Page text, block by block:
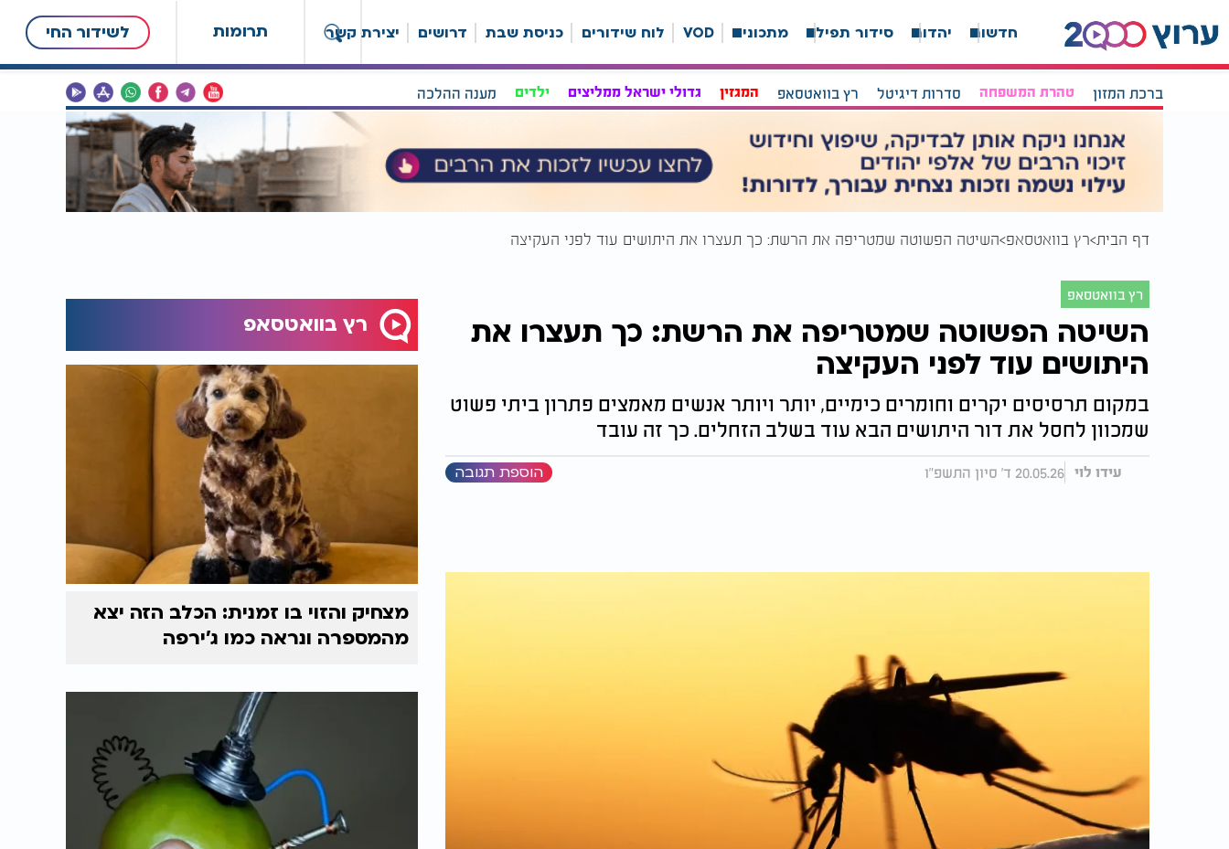
תרומות לשידור החי חדשות יהדות סידור תפילה מתכונים VOD לוח שידורים כניסת שבת דרושים יצירת קשר
ברכת המזון טהרת המשפחה סדרות דיגיטל רץ בוואטסאפ המגזין גדולי ישראל ממליצים ילדים מענה ההלכה
דף הבית רץ בוואטסאפ השיטה הפשוטה שמטריפה את הרשת: כך תעצרו את היתושים עוד לפני העקיצה
רץ בוואטסאפ
השיטה הפשוטה שמטריפה את הרשת: כך תעצרו את
היתושים עוד לפני העקיצה
במקום תרסיסים יקרים וחומרים כימיים, יותר ויותר אנשים מאמצים פתרון ביתי פשוט
שמכוון לחסל את דור היתושים הבא עוד בשלב הזחלים. כך זה עובד
עידו לוי 20.05.26 ד' סיון התשפ"ו הוספת תגובה
רץ בוואטסאפ
מצחיק והזוי בו זמנית: הכלב הזה יצא
מהמספרה ונראה כמו ג'ירפה